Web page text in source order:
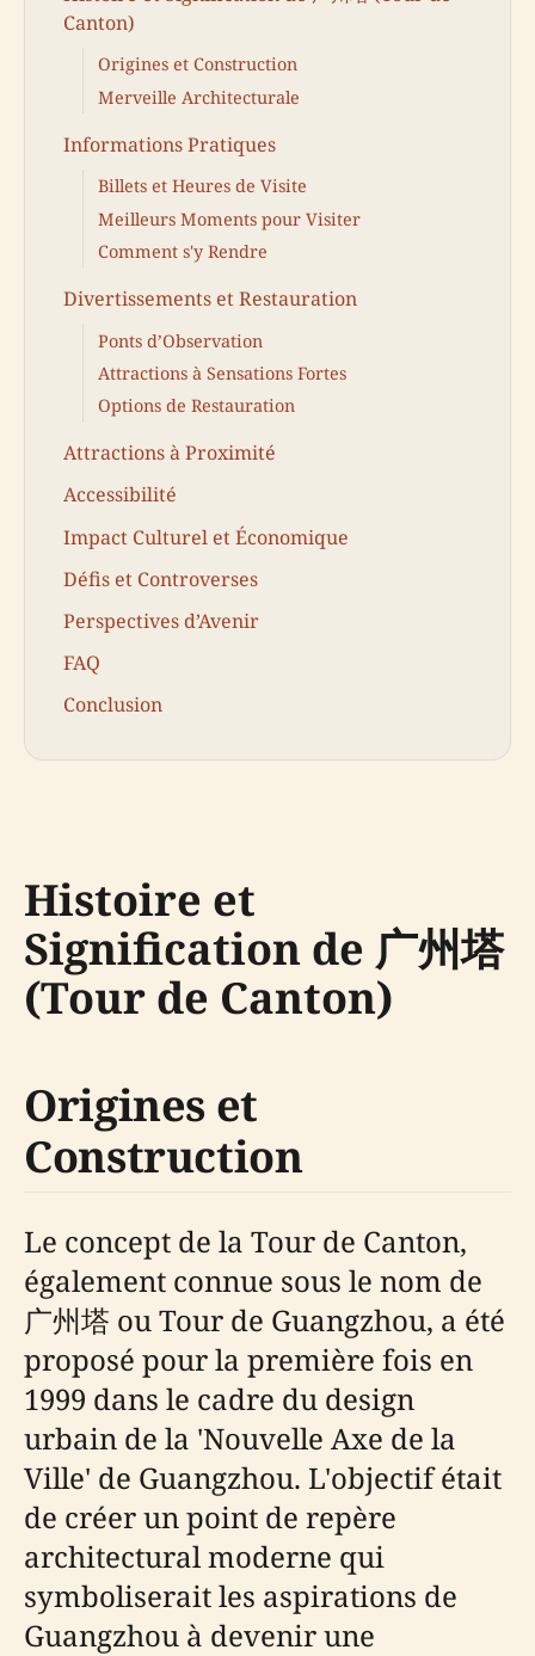
Canton)
Origines et Construction
Merveille Architecturale
Informations Pratiques
Billets et Heures de Visite
Meilleurs Moments pour Visiter
Comment s'y Rendre
Divertissements et Restauration
Ponts d’Observation
Attractions à Sensations Fortes
Options de Restauration
Attractions à Proximité
Accessibilité
Impact Culturel et Économique
Défis et Controverses
Perspectives d’Avenir
FAQ
Conclusion
Histoire et
Signification de 广州塔
(Tour de Canton)
Origines et
Construction
Le concept de la Tour de Canton,
également connue sous le nom de
广州塔 ou Tour de Guangzhou, a été
proposé pour la première fois en
1999 dans le cadre du design
urbain de la 'Nouvelle Axe de la
Ville' de Guangzhou. L'objectif était
de créer un point de repère
architectural moderne qui
symboliserait les aspirations de
Guangzhou à devenir une